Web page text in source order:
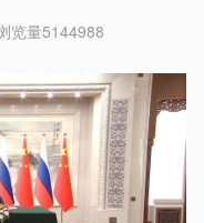
览量5144988